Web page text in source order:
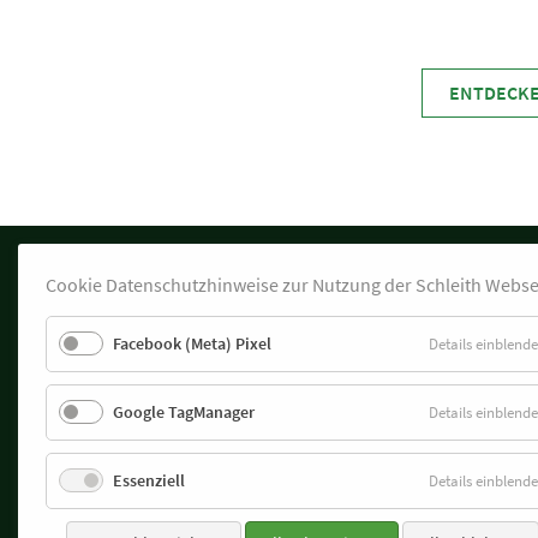
Hauptsitz
SCHLEITH GmbH Baugesellschaft
Bleiche 4
79761 Waldshut-Tiengen
Tel:+49 7751 887-0
Fax: +49 7751 887-833
info@schleith.de
Cookie Datenschutzhinweise zur Nutzung der Schleith
Facebook (Meta) Pixel Details
Google TagManager Details
Essenziell Details